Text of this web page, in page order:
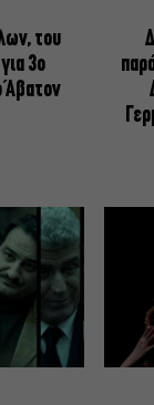
του
3ο
Άβατον